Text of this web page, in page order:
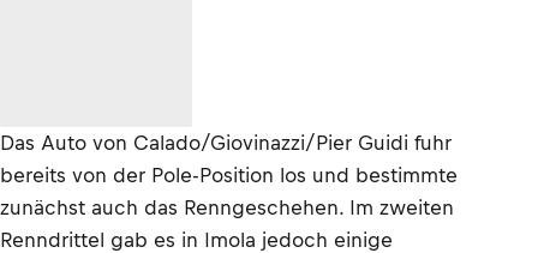
Das Auto von Calado/Giovinazzi/Pier Guidi fuhr
bereits von der Pole-Position los und bestimmte
zunächst auch das Renngeschehen. Im zweiten
Renndrittel gab es in Imola jedoch einige